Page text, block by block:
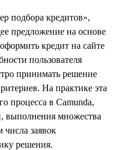
подбора кредитов»,
предложение на основе
кредит на сайте
пользователя
принимать решение
На практике эта
процесса в Camunda,
выполнения множества
заявок
решения.